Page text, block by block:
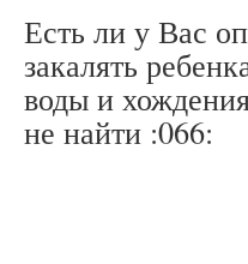
Есть ли у Вас
закалять
воды и
не найти :066: